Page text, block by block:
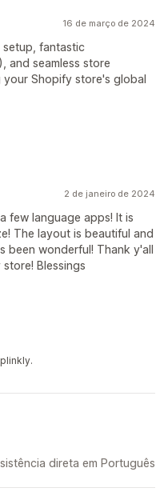
16 de março de 2024
setup, fantastic
and seamless store
Shopify store's global
2 de janeiro de 2024
few language apps! It is
The layout is beautiful and
been wonderful! Thank y'all
Blessings
direta em Português